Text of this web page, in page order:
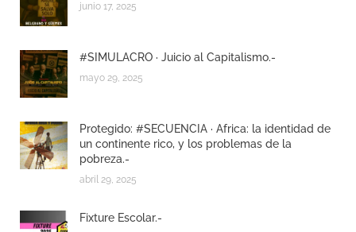
junio 17, 2025
#SIMULACRO · Juicio al Capitalismo.-
mayo 29, 2025
Protegido: #SECUENCIA · Africa: la identidad de
un continente rico, y los problemas de la
pobreza.-
abril 29, 2025
Fixture Escolar.-